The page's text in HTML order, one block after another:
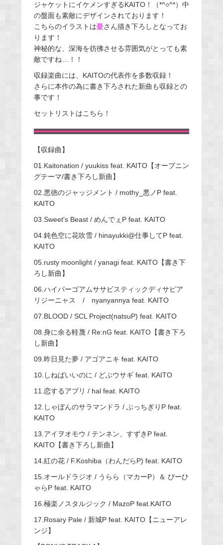
ジャケットにイケメンすぎるKAITO！（*^○^*）中
の盤面も素敵にデザインされております！
こちらのイラストは憂さん描き下ろしとなってお
ります！
神秘的な、深海を彷彿させる雰囲気がとっても素
敵ですね…！！
収録楽曲には、KAITOの代表作を多数収録！
さらに本作の為に書き下ろされた新曲も収録との
事です！
セットリストはこちら！
【収録曲】
01.Kaitonation / yuukiss feat. KAITO【オープニン
グテーマ/書き下ろし新曲】
02.悪徳のジャッジメント / mothy_悪ノP feat.
KAITO
03.Sweet's Beast / めんでぇP feat. KAITO
04.鈍色空に花吹雪 / hinayukki@仕事してP feat.
KAITO
05.rusty moonlight / yanagi feat. KAITO【書き下
ろし新曲】
06.ハイパーゴアムササビスティックディサピア
リジーニャス / nyanyannya feat. KAITO
07.BLOOD / SCL Project(natsuP) feat. KAITO
08.身に余る軽蔑 / Re:nG feat. KAITO【書き下ろ
し新曲】
09.昨日見た夢 / アゴアニキ feat. KAITO
10.しねばいいのに / どぶウサギ feat. KAITO
11.恋するアプリ / hal feat. KAITO
12.しゃぼんのサラマンドラ / ぶっちぎりP feat.
KAITO
13.アイヲオモウ / テンネン、すずきP feat.
KAITO【書き下ろし新曲】
14.紅の花 / F.Koshiba（わんだらP) feat. KAITO
15.オールドラジオ / うらら（マカーP）＆ ぴーひ
ゃらP feat. KAITO
16.極楽ノスタルジック / MazoP feat.KAITO
17.Rosary Pale / 新城P feat. KAITO【ニューアレ
ンジ】